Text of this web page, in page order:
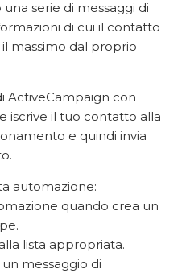
serie di messaggi di
di cui il contatto
massimo dal proprio
ActiveCampaign con
iscrive il tuo contatto alla
e quindi invia
automazione:
quando crea un
lista appropriata.
messaggio di